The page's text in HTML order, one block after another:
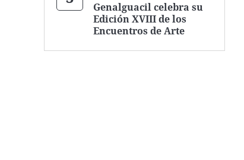
Genalguacil celebra su
Edición XVIII de los
Encuentros de Arte